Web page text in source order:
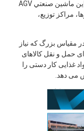
مختلف صنعتی و تجاری طراحی شده است.اين ماشين صنعتي AGV
مراکز توزیع،
مقیاس بزرگ که نیاز
حمل و نقل کالاهای
غذایی کار دستی را
می دهد.